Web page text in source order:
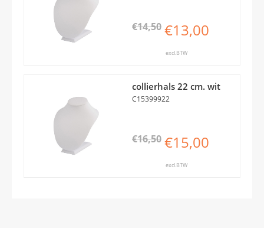
€14,50 €13,00
excl.BTW
collierhals 22 cm. wit
C15399922
€16,50 €15,00
excl.BTW